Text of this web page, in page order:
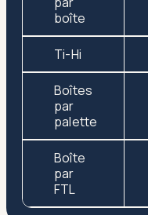
boîte
Ti-Hi
Boîtes
par
palette
Boîte
par
FTL